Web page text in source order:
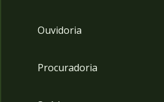
Ouvidoria
Procuradoria